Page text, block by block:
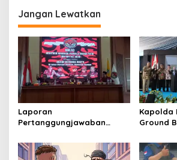
Kp.Cikuya,Cianjur
Sebelah,Sanding Butuh
(PJU) Demi Keselamatan
Jalan dan Peningkatan
Ekonomi
Jangan Lewatkan
Laporan
Pertanggungjawaban
Panitia Milad KKPMP ke-15
Resmi Ditutup
Kapolda
Ground
Kantor
Provinsi